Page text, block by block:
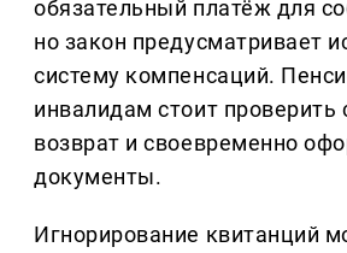
обязательный платёж для
но закон предусматривает
систему компенсаций.
инвалидам стоит проверить
возврат и своевременно
документы.
Игнорирование квитанций